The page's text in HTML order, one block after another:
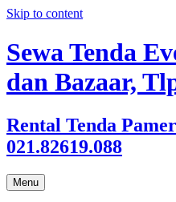
Skip to content
Sewa Tenda
dan Bazaar,
Rental Tenda
021.82619.088
Menu